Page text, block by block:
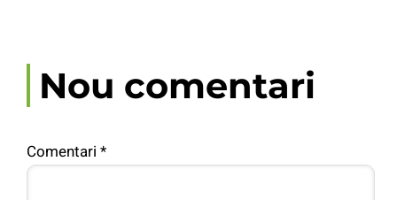
Nou comentari
Comentari *